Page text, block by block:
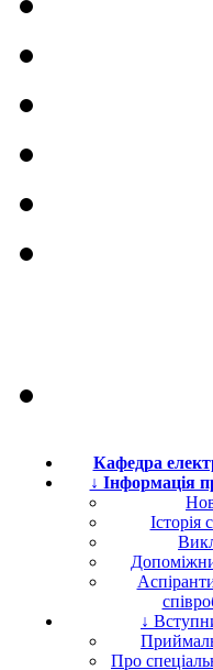
Кафедра
↓ Інформація
Історія
↓
Про